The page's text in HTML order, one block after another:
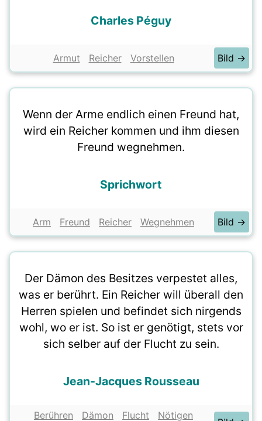
Charles Péguy
Armut Reicher Vorstellen Bild →
Wenn der Arme endlich einen Freund hat,
wird ein Reicher kommen und ihm diesen
Freund wegnehmen.
Sprichwort
Arm Freund Reicher Wegnehmen Bild →
Der Dämon des Besitzes verpestet alles,
was er berührt. Ein Reicher will überall den
Herren spielen und befindet sich nirgends
wohl, wo er ist. So ist er genötigt, stets vor
sich selber auf der Flucht zu sein.
Jean-Jacques Rousseau
Berühren Dämon Flucht Nötigen